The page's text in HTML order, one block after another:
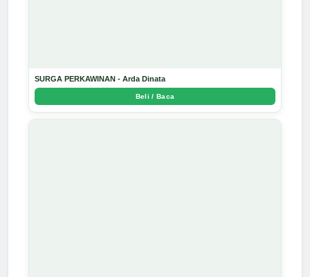
SURGA PERKAWINAN - Arda Dinata
Beli / Baca